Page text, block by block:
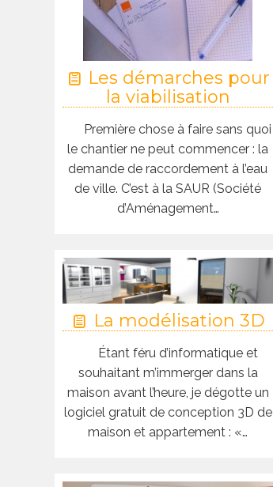
Les démarches pour
la viabilisation
Première chose à faire sans quoi
le chantier ne peut commencer : la
demande de raccordement à l’eau
de ville. C’est à la SAUR (Société
d’Aménagement…
La modélisation 3D
Étant féru d’informatique et
souhaitant m’immerger dans la
maison avant l’heure, je dégotte un
logiciel gratuit de conception 3D de
maison et appartement : «…